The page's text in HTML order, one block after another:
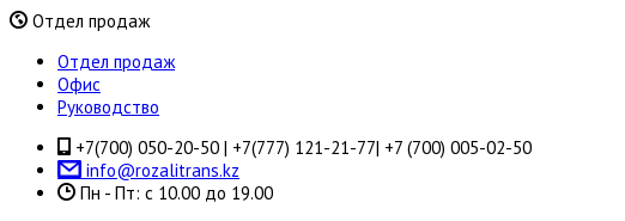
Отдел продаж
Отдел продаж
Офис
Руководство
+7(700) 050-20-50 | +7(777) 121-21-77| +7 (700) 005-02-50
info@rozalitrans.kz
Пн - Пт: с 10.00 до 19.00